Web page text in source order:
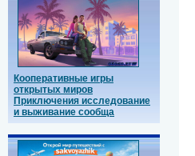
Кооперативные игры
открытых миров
Приключения исследование
и выживание сообща